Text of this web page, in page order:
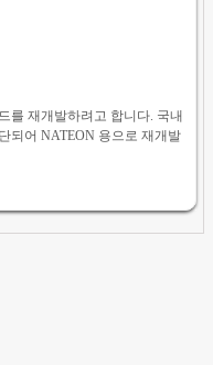
를 재개발하려고 합니다. 국내
되어 NATEON 용으로 재개발